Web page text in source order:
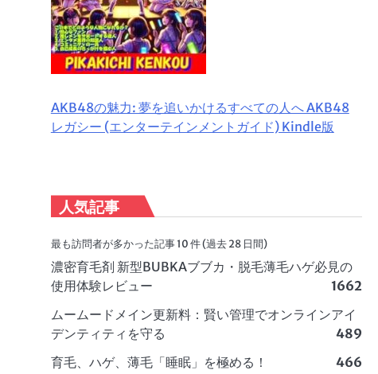
AKB48の魅力: 夢を追いかけるすべての人へ AKB48
レガシー (エンターテインメントガイド) Kindle版
人気記事
最も訪問者が多かった記事 10 件 (過去 28 日間)
濃密育毛剤 新型BUBKAブブカ・脱毛薄毛ハゲ必見の
使用体験レビュー
1662
ムームードメイン更新料：賢い管理でオンラインアイ
デンティティを守る
489
育毛、ハゲ、薄毛「睡眠」を極める！
466